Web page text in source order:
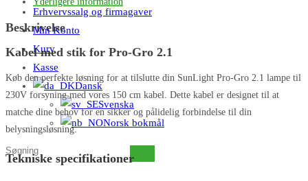
Erhvervssalg og firmagaver
Min Konto
Kurv
Kasse
Dansk
Svenska
Norsk bokmål
Søg
Beskrivelse
Kabel med stik for Pro-Gro 2.1
Køb den perfekte løsning for at tilslutte din SunLight Pro-Gro 2.1 lampe til
230V forsyning med vores 150 cm kabel. Dette kabel er designet til at
matche dine behov for en sikker og pålidelig forbindelse til din
belysningsløsning.
Tekniske specifikationer